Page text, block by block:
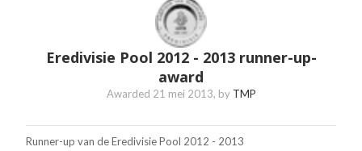
Eredivisie Pool 2012 - 2013 runner-up-
award
Awarded 21 mei 2013, by TMP
Runner-up van de Eredivisie Pool 2012 - 2013